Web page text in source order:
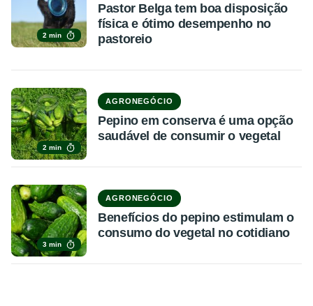
2 min
Pastor Belga tem boa disposição
física e ótimo desempenho no
pastoreio
2 min
AGRONEGÓCIO
Pepino em conserva é uma opção
saudável de consumir o vegetal
3 min
AGRONEGÓCIO
Benefícios do pepino estimulam o
consumo do vegetal no cotidiano